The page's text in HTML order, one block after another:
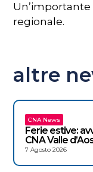
Un’importante
regionale.
altre
CNA News
Ferie estive:
CNA Valle
7 Agosto 2026